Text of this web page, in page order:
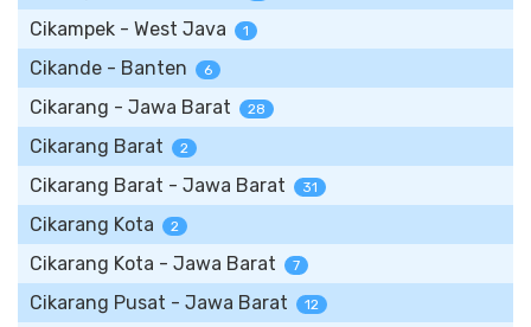
Cikampek - West Java 1
Cikande - Banten 6
Cikarang - Jawa Barat 28
Cikarang Barat 2
Cikarang Barat - Jawa Barat 31
Cikarang Kota 2
Cikarang Kota - Jawa Barat 7
Cikarang Pusat - Jawa Barat 12